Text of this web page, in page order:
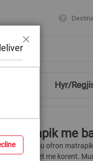
Këshilla Hyr/
Matrapik me
Megatek ju ofron
matrapikët me korent.